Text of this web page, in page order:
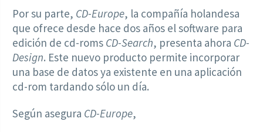
Por su parte, CD-Europe, la compañía holandesa
que ofrece desde hace dos años el software para
edición de cd-roms CD-Search, presenta ahora CD-
Design. Este nuevo producto permite incorporar
una base de datos ya existente en una aplicación
cd-rom tardando sólo un día.
Según asegura CD-Europe,